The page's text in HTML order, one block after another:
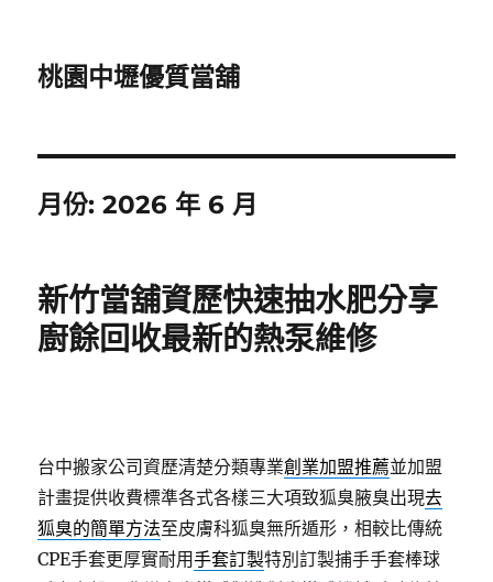
桃園中壢優質當舖
月份:2026 年 6 月
新竹當舖資歷快速抽水肥分享
廚餘回收最新的熱泵維修
台中搬家公司資歷清楚分類專業創業加盟推薦並加盟
計畫提供收費標準各式各樣三大項致狐臭腋臭出現去
狐臭的簡單方法至皮膚科狐臭無所遁形，相較比傳統
CPE手套更厚實耐用手套訂製特別訂製捕手手套棒球